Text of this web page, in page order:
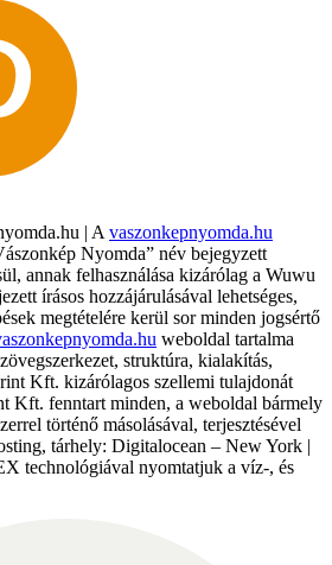
| A vaszonkepnyomda.hu
Nyomda” név bejegyzett
annak felhasználása kizárólag a Wuwu
írásos hozzájárulásával lehetséges,
megtételére kerül sor minden jogsértő
weboldal tartalma
struktúra, kialakítás,
Kft. kizárólagos szellemi tulajdonát
Kft. fenntart minden, a weboldal bármely
történő másolásával, terjesztésével
tárhely: Digitalocean – New York |
technológiával nyomtatjuk a víz-, és